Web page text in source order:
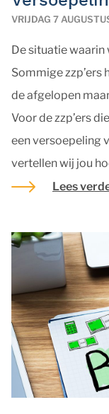
VRIJDAG 7
De situatie waarin
Sommige zzp’ers
de afgelopen
Voor de zzp’ers
een versoepeling
vertellen wij jou
Lees